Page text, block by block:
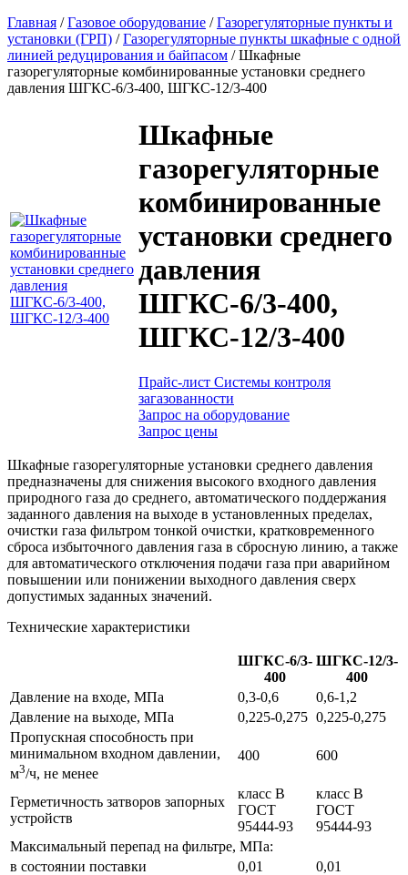
Главная / Газовое оборудование / Газорегуляторные пункты и
установки (ГРП) / Газорегуляторные пункты шкафные с одной
линией редуцирования и байпасом / Шкафные
газорегуляторные комбинированные установки среднего
давления ШГКС-6/3-400, ШГКС-12/3-400
Шкафные
газорегуляторные
комбинированные
установки среднего
давления
ШГКС-6/3-400,
ШГКС-12/3-400
Прайс-лист Системы контроля
загазованности
Запрос на оборудование
Запрос цены
Шкафные газорегуляторные установки среднего давления
предназначены для снижения высокого входного давления
природного газа до среднего, автоматического поддержания
заданного давления на выходе в установленных пределах,
очистки газа фильтром тонкой очистки, кратковременного
сброса избыточного давления газа в сбросную линию, а также
для автоматического отключения подачи газа при аварийном
повышении или понижении выходного давления сверх
допустимых заданных значений.
Технические характеристики
ШГКС-6/3-
400
ШГКС-12/3-
400
Давление на входе, МПа
0,3-0,6
0,6-1,2
Давление на выходе, МПа
0,225-0,275 0,225-0,275
Пропускная способность при
минимальном входном давлении,
м3/ч, не менее
400 600
Герметичность затворов запорных
устройств
класс В
ГОСТ
95444-93
класс В
ГОСТ
95444-93
Максимальный перепад на фильтре, МПа:
в состоянии поставки
0,01
0,01